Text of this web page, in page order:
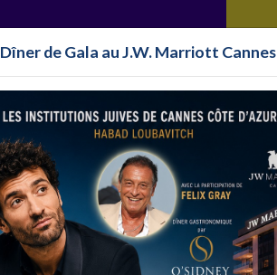
Dîner de Gala au J.W. Marriott Cannes